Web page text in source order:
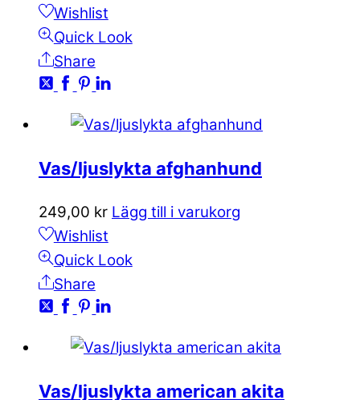
Wishlist
Quick Look
Share
Vas/ljuslykta afghanhund
249,00 kr Lägg till i varukorg
Wishlist
Quick Look
Share
Vas/ljuslykta american akita